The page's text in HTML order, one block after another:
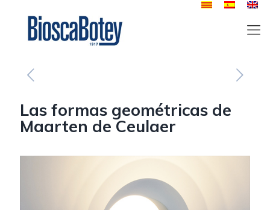
Las formas geométricas de
Maarten de Ceulaer